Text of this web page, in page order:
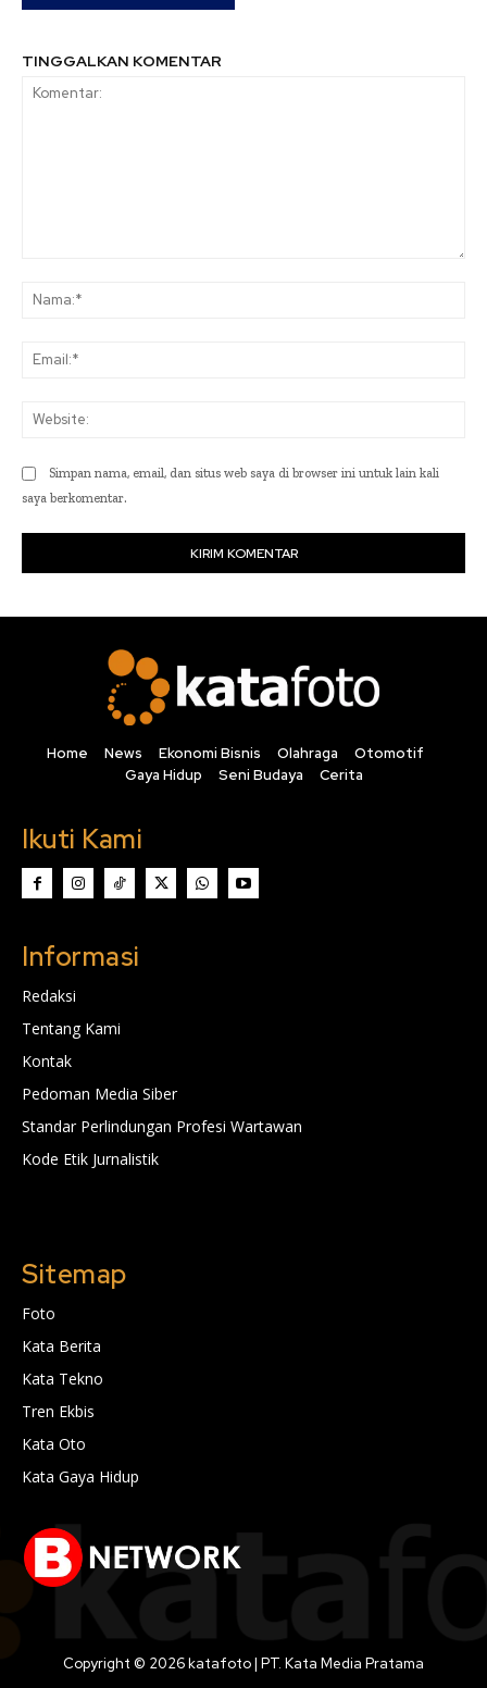
TINGGALKAN KOMENTAR
Simpan nama, email, dan situs web saya di browser ini untuk lain kali
saya berkomentar.
Home News Ekonomi Bisnis Olahraga
Otomotif
Gaya Hidup
Seni Budaya Cerita
Ikuti Kami
Informasi
Redaksi
Tentang Kami
Kontak
Pedoman Media Siber
Standar Perlindungan Profesi Wartawan
Kode Etik Jurnalistik
Sitemap
Foto
Kata Berita
Kata Tekno
Tren Ekbis
Kata Oto
Kata Gaya Hidup
Copyright © 2026 katafoto | PT. Kata Media Pratama